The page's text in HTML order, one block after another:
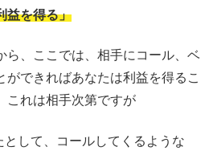
益を得る」
ら、ここでは、相手にコール、ベ
ができればあなたは利益を得るこ
これは相手次第ですが
として、コールしてくるような